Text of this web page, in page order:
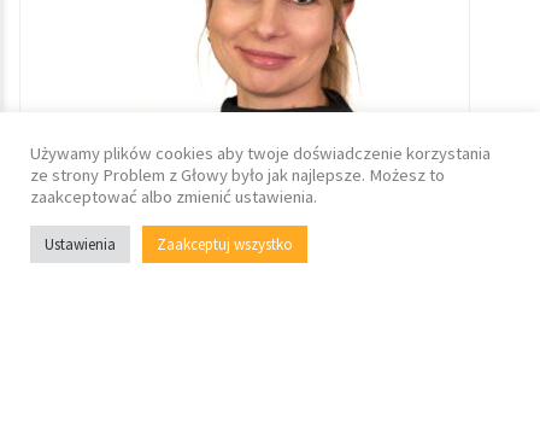
Używamy plików cookies aby twoje doświadczenie korzystania
ze strony Problem z Głowy było jak najlepsze. Możesz to
zaakceptować albo zmienić ustawienia.
Ustawienia Zaakceptuj wszystko